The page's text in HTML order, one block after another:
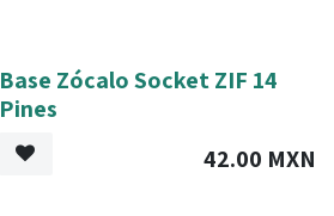
Base Zócalo Socket ZIF 14
Pines
42.00 MXN